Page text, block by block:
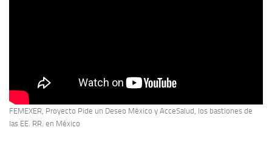
FEMEXER, Proyecto Pide un Deseo México y AcceSalud, los bastiones de
las EE. RR. en México